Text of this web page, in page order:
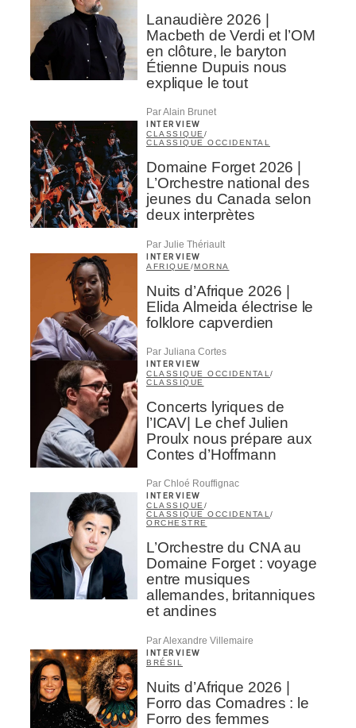
Lanaudière 2026 |
Macbeth de Verdi et l’OM
en clôture, le baryton
Étienne Dupuis nous
explique le tout
Par Alain Brunet
INTERVIEW
CLASSIQUE /
CLASSIQUE OCCIDENTAL
Domaine Forget 2026 |
L’Orchestre national des
jeunes du Canada selon
deux interprètes
Par Julie Thériault
INTERVIEW
AFRIQUE /MORNA
Nuits d’Afrique 2026 |
Elida Almeida électrise le
folklore capverdien
Par Juliana Cortes
INTERVIEW
CLASSIQUE OCCIDENTAL /
CLASSIQUE
Concerts lyriques de
l’ICAV| Le chef Julien
Proulx nous prépare aux
Contes d’Hoffmann
Par Chloé Rouffignac
INTERVIEW
CLASSIQUE/
CLASSIQUE OCCIDENTAL/
ORCHESTRE
L’Orchestre du CNA au
Domaine Forget : voyage
entre musiques
allemandes, britanniques
et andines
Par Alexandre Villemaire
INTERVIEW
BRÉSIL
Nuits d’Afrique 2026 |
Forro das Comadres : le
Forro des femmes